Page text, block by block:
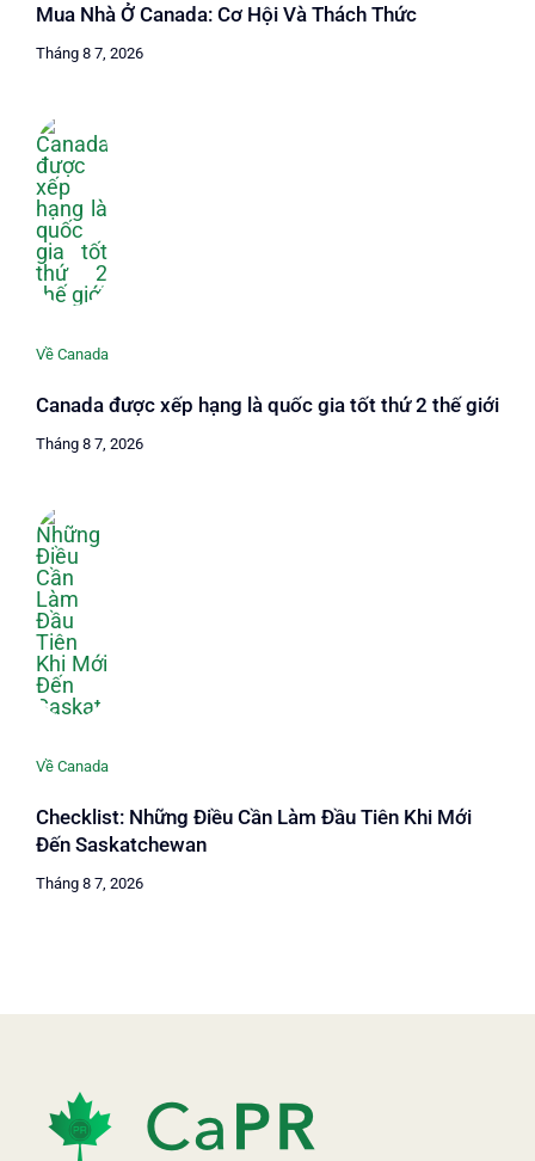
Mua Nhà Ở Canada: Cơ Hội Và Thách Thức
Tháng 8 7, 2026
Về Canada
Canada được xếp hạng là quốc gia tốt thứ 2 thế giới
Tháng 8 7, 2026
Về Canada
Checklist: Những Điều Cần Làm Đầu Tiên Khi Mới
Đến Saskatchewan
Tháng 8 7, 2026